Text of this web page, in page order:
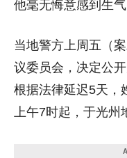
他毫无悔意感到生气
当地警方上周五（
议委员会，决定公
根据法律延迟5天，
上午7时起，于光州